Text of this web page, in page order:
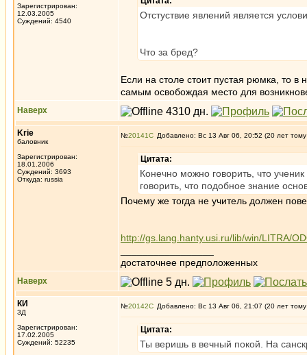
Зарегистрирован:
12.03.2005
Суждений: 4540
Отстуствие явлений является
Что за бред?
Если на столе стоит пустая рюмка, то
самым освобождая место для
Наверх
Krie
баловник
Зарегистрирован:
18.01.2006
Суждений: 3693
Откуда: russia
№20141 Добавлено: Вс 13 Авг 06, 20:52 (20 лет
Цитата:
Конечно можно говорить, что
говорить, что подобное знание
Почему же тогда не учитель должен
http://gs.lang.hanty.usi.ru/lib/win/LITRA/
достаточнее предположенных
Наверх
КИ
3Д
Зарегистрирован:
17.02.2005
Суждений: 52235
№20142 Добавлено: Вс 13 Авг 06, 21:07 (20 лет
Цитата:
Ты веришь в вечный покой. На